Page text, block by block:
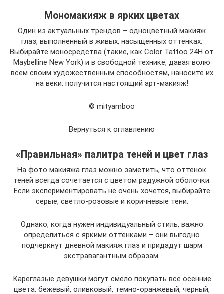
Мономакияж в ярких цветах
Один из актуальных трендов – одноцветный макияж
глаз, выполненный в живых, насыщенных оттенках.
Выбирайте моносредства (такие, как Color Tattoo 24H от
Maybelline New York) и в свободной технике, давая волю
всем своим художественным способностям, наносите их
на веки: получится настоящий арт-макияж!
© mityamboo
Вернуться к оглавлению
«Правильная» палитра теней и цвет глаз
На фото макияжа глаз можно заметить, что оттенок
теней всегда сочетается с цветом радужной оболочки.
Если экспериментировать не очень хочется, выбирайте
серые, светло-розовые и коричневые тени.
Однако, когда нужен индивидуальный стиль, важно
определиться с яркими оттенками – они выгодно
подчеркнут дневной макияж глаз и придадут шарм
экстравагантным образам.
Кареглазые девушки могут смело покупать все осенние
цвета: бежевый, оливковый, темно-оранжевый, черный,